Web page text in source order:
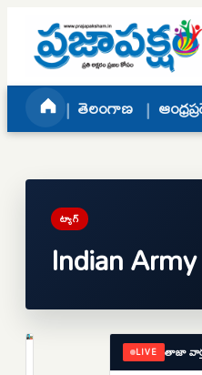
Skip to content
తెలంగాణ
ట్యాగ్
Indian
LIVE తాజా